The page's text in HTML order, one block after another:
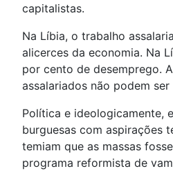
capitalistas.
Na Líbia, o trabalho
alicerces da economia. Na
por cento de desemprego.
assalariados não podem ser
Política e ideologicamente,
burguesas com aspirações
temiam que as massas
programa reformista de